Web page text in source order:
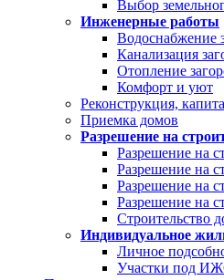
Выбор
Инженерные работы
Водоснабжение
Канализация
Отопление
Комфорт и уют
Реконструкция,
Приемка домов
Разрешение на
Разрешение на
Разрешение на
Разрешение на
Разрешение на
Строительство
Индивидуальное
Личное
Участки под